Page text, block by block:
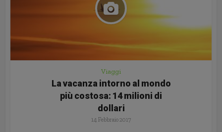
Viaggi
La vacanza intorno al mondo
più costosa: 14 milioni di
dollari
14 Febbraio 2017